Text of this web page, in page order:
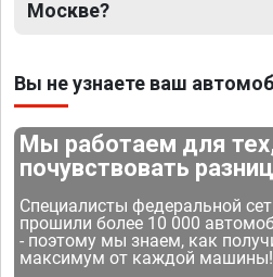
Москве?
Вы не узнаете ваш
Мы работаем для
почувствовать
Специалисты федеральной
прошили более 10 000
- поэтому мы знаем, как
максимум от каждой машины!